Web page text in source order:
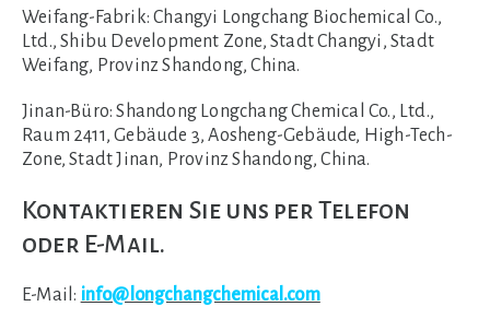
Weifang-Fabrik: Changyi Longchang Biochemical Co.,
Ltd., Shibu Development Zone, Stadt Changyi, Stadt
Weifang, Provinz Shandong, China.
Jinan-Büro: Shandong Longchang Chemical Co., Ltd.,
Raum 2411, Gebäude 3, Aosheng-Gebäude, High-Tech-
Zone, Stadt Jinan, Provinz Shandong, China.
Kontaktieren Sie uns per Telefon
oder E-Mail.
E-Mail: info@longchangchemical.com